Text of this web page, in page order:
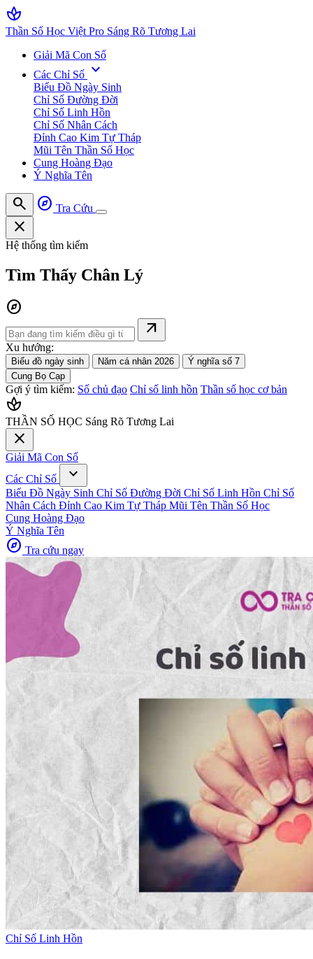
spa
Thần Số Học Việt Pro Sáng Rõ Tương Lai
Giải Mã Con Số
Các Chỉ Số expand_more
Biểu Đồ Ngày Sinh
Chỉ Số Đường Đời
Chỉ Số Linh Hồn
Chỉ Số Nhân Cách
Đỉnh Cao Kim Tự Tháp
Mũi Tên Thần Số Học
Cung Hoàng Đạo
Ý Nghĩa Tên
search explore Tra Cứu
close
Hệ thống tìm kiếm
Tìm Thấy Chân Lý
explore
arrow_outward
Xu hướng:
Biểu đồ ngày sinh Năm cá nhân 2026
Ý nghĩa số 7
Cung Bọ Cạp
Gợi ý tìm kiếm: Số chủ đạo Chỉ số linh hồn Thần số học cơ bản
spa
THẦN SỐ HỌC Sáng Rõ Tương Lai
close
Giải Mã Con Số
Các Chỉ Số
expand_more
Biểu Đồ Ngày Sinh Chỉ Số Đường Đời Chỉ Số Linh Hồn Chỉ Số
Nhân Cách Đỉnh Cao Kim Tự Tháp Mũi Tên Thần Số Học
Cung Hoàng Đạo
Ý Nghĩa Tên
explore Tra cứu ngay
Chỉ Số Linh Hồn